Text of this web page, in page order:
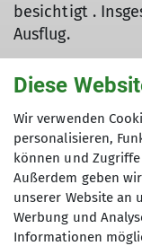
besichtigt .
Ausflug.
Diese
Wir verwenden
personalisieren,
können und
Außerdem geben
unserer Website an
Werbung und
Informationen